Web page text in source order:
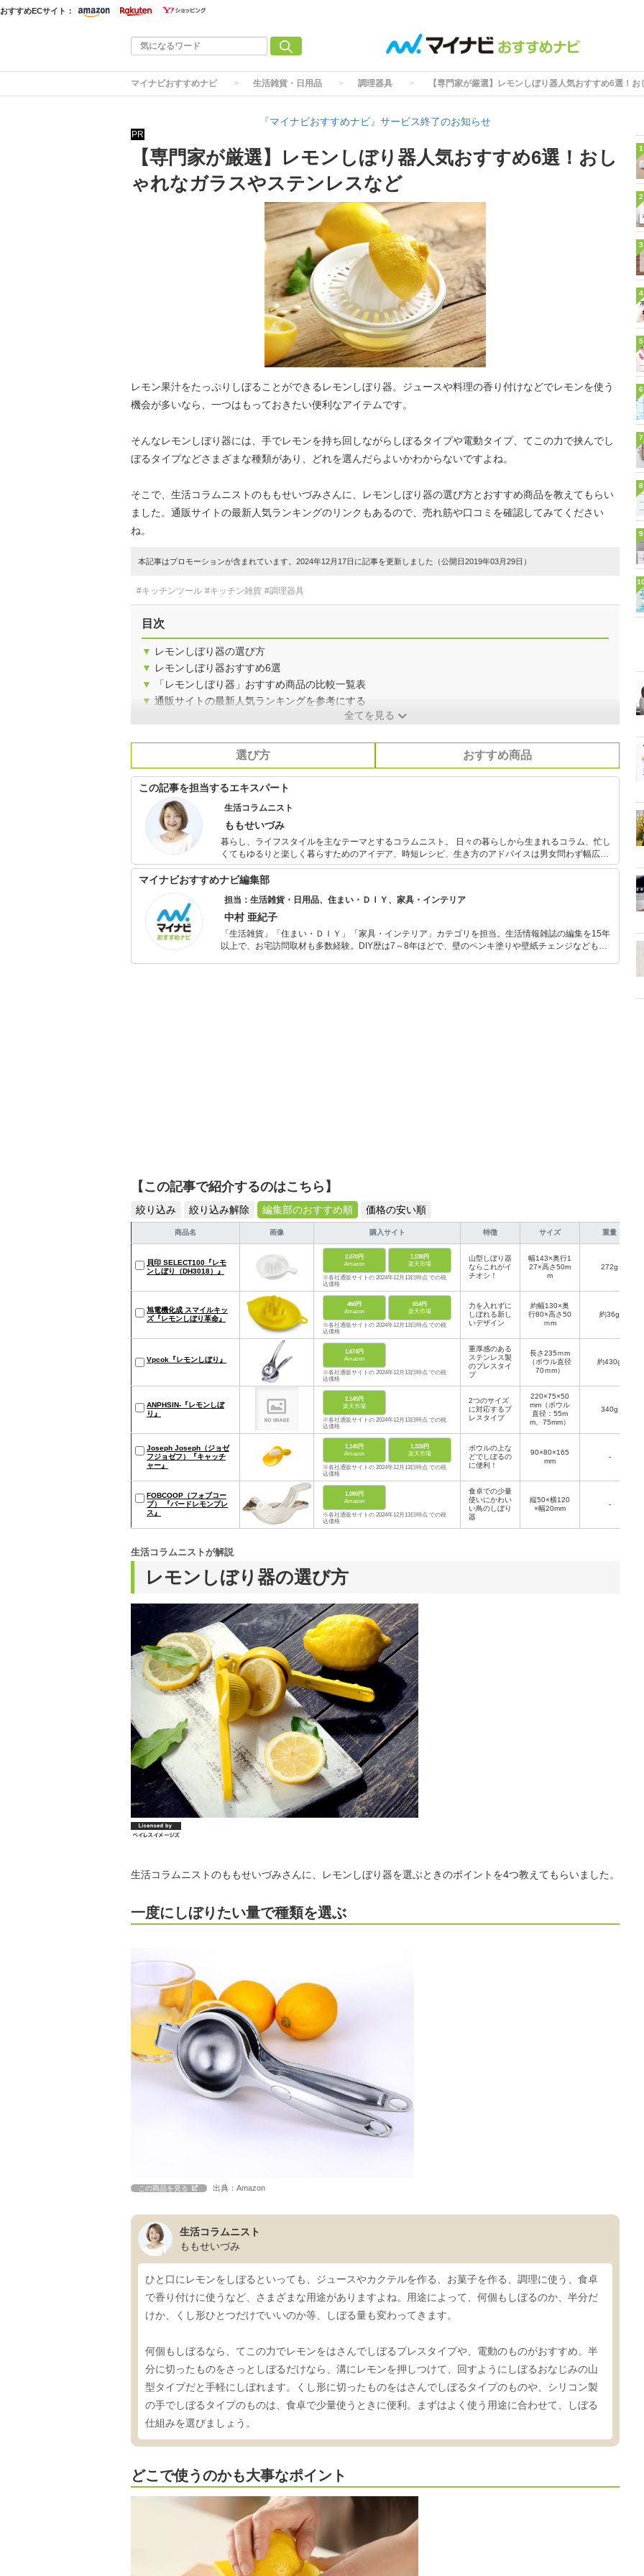
おすすめECサイト：
マイナビおすすめナビ 生活雑貨・日用品 調理器具 【専門家が厳選】レモンしぼり器人気おすすめ6選！
『マイナビおすすめナビ』サービス終了のお知らせ
PR
【専門家が厳選】レモンしぼり器人気おすすめ6選！おし
ゃれなガラスやステンレスなど
レモン果汁をたっぷりしぼることができるレモンしぼり器。ジュースや料理の香り付けなどでレモンを使う
機会が多いなら、一つはもっておきたい便利なアイテムです。
そんなレモンしぼり器には、手でレモンを持ち回しながらしぼるタイプや電動タイプ、てこの力で挟んでし
ぼるタイプなどさまざまな種類があり、どれを選んだらよいかわからないですよね。
そこで、生活コラムニストのももせいづみさんに、レモンしぼり器の選び方とおすすめ商品を教えてもらい
ました。通販サイトの最新人気ランキングのリンクもあるので、売れ筋や口コミを確認してみてください
ね。
本記事はプロモーションが含まれています。2024年12月17日に記事を更新しました（公開日2019年03月29日）
#キッチンツール #キッチン雑貨 #調理器具
目次
▼ レモンしぼり器の選び方
▼ レモンしぼり器おすすめ6選
▼
「レモンしぼり器」おすすめ商品の比較一覧表
▼ 通販サイトの最新人気ランキングを参考にする
全てを見る
選び方 おすすめ商品
この記事を担当するエキスパート
生活コラムニスト
ももせいづみ
暮らし、ライフスタイルを主なテーマとするコラムニスト。 日々の暮らしから生まれるコラム、忙し
くてもゆるりと楽しく暮らすためのアイデア、時短レシピ、生き方のアドバイスは男女問わず幅広い
世代から支持を集めている。 新商品や話題の家電、生活用品などのヒット予測、使用分析にも強い。
「願い事手帖の作り方」「スープジャーレシピ」など著書多数。
マイナビおすすめナビ編集部
担当：生活雑貨・日用品、住まい・ＤＩＹ、家具・インテリア
中村 亜紀子
「生活雑貨」「住まい・ＤＩＹ」「家具・インテリア」カテゴリを担当。生活情報雑誌の編集を15年
以上で、お宅訪問取材も多数経験。DIY歴は7～8年ほどで、壁のペンキ塗りや壁紙チェンジなどもチ
【この記事で紹介するのはこちら】
絞り込み 絞り込み解除 編集部のおすすめ順 価格の安い順
商品名 画像 購入サイト 特徴 サイズ 重量
貝印 SELECT100『レモ
ンしぼり（DH3018）』
2,070円
Amazon
1,530円
楽天市場
※各社通販サイトの 2024年12月13日時点 での税
込価格
山型しぼり器
ならこれがイ
チオシ！
幅143×奥行1
27×高さ50m
m
272g
旭電機化成 スマイルキッ
ズ『レモンしぼり革命』
460円
Amazon
654円
楽天市場
※各社通販サイトの 2024年12月13日時点 での税
込価格
力を入れずに
しぼれる新し
いデザイン
約幅130×奥
行80×高さ50
ｍm
約36g
Vpcok『レモンしぼり』
1,674円
Amazon
※各社通販サイトの 2024年12月13日時点 での税
込価格
重厚感のある
ステンレス製
のプレスタイ
プ
長さ235ｍm
（ボウル直径
70ｍm）
約430g
ANPHSIN-『レモンしぼ
り』
2,145円
楽天市場
※各社通販サイトの 2024年12月13日時点 での税
込価格
2つのサイズ
に対応するプ
レスタイプ
220×75×50
mm（ボウル
直径：55m
m、75mm）
340g
Joseph Joseph（ジョゼ
フジョゼフ）『キャッチ
ャー』
1,145円
Amazon
1,320円
楽天市場
※各社通販サイトの 2024年12月13日時点 での税
込価格
ボウルの上な
どでしぼるの
に便利！
90×80×165
mm
-
FOBCOOP（フォブコー
プ） 『バードレモンプレ
ス』
1,080円
Amazon
※各社通販サイトの 2024年12月13日時点 での税
込価格
食卓での少量
使いにかわい
い鳥のしぼり
器
縦50×横120
×幅20mm
-
レモンしぼり器の選び方
生活コラムニストが解説
生活コラムニストのももせいづみさんに、レモンしぼり器を選ぶときのポイントを4つ教えてもらいました。
一度にしぼりたい量で種類を選ぶ
この商品を見る 出典：Amazon
生活コラムニスト
ももせいづみ
ひと口にレモンをしぼるといっても、ジュースやカクテルを作る、お菓子を作る、調理に使う、食卓
で香り付けに使うなど、さまざまな用途がありますよね。用途によって、何個もしぼるのか、半分だ
けか、くし形ひとつだけでいいのか等、しぼる量も変わってきます。
何個もしぼるなら、てこの力でレモンをはさんでしぼるプレスタイプや、電動のものがおすすめ。半
分に切ったものをさっとしぼるだけなら、溝にレモンを押しつけて、回すようにしぼるおなじみの山
型タイプだと手軽にしぼれます。くし形に切ったものをはさんでしぼるタイプのものや、シリコン製
の手でしぼるタイプのものは、食卓で少量使うときに便利。まずはよく使う用途に合わせて、しぼる
仕組みを選びましょう。
どこで使うのかも大事なポイント
1
2
3
4
5
6
7
8
9